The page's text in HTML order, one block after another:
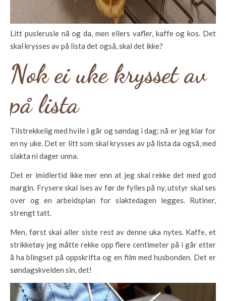
Litt puslerusle nå og da, men ellers vafler, kaffe og kos. Det
skal krysses av på lista det også, skal det ikke?
Nok ei uke krysset av
på lista
Tilstrekkelig med hvile i går og søndag i dag; nå er jeg klar for
en ny uke. Det er litt som skal krysses av på lista da også, med
slakta ni dager unna.
Det er imidlertid ikke mer enn at jeg skal rekke det med god
margin. Frysere skal ises av før de fylles på ny, utstyr skal ses
over og en arbeidsplan for slaktedagen legges. Rutiner,
strengt tatt.
Men, først skal aller siste rest av denne uka nytes. Kaffe, et
strikketøy jeg måtte rekke opp flere centimeter på i går etter
å ha blingset på oppskrifta og en film med husbonden. Det er
søndagskvelden sin, det!